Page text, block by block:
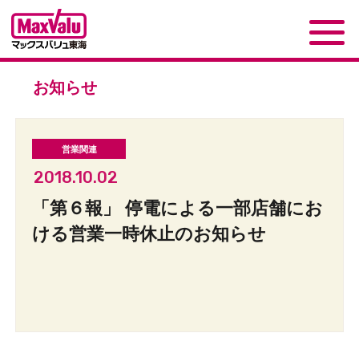
お知らせ
2018.10.02
「第６報」 停電による一部店舗にお
ける営業一時休止のお知らせ